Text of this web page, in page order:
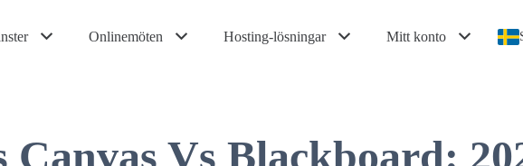
Onlinemöten Hosting-lösningar Mitt konto
Canvas Vs Blackboard: